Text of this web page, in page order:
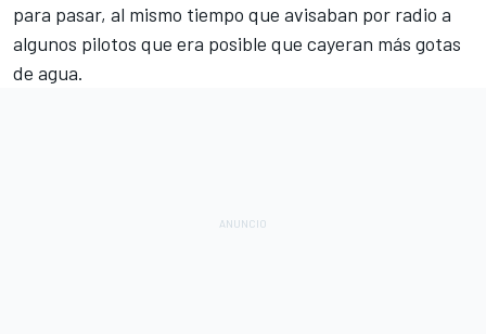
para pasar, al mismo tiempo que avisaban por radio a
algunos pilotos que era posible que cayeran más gotas
de agua.